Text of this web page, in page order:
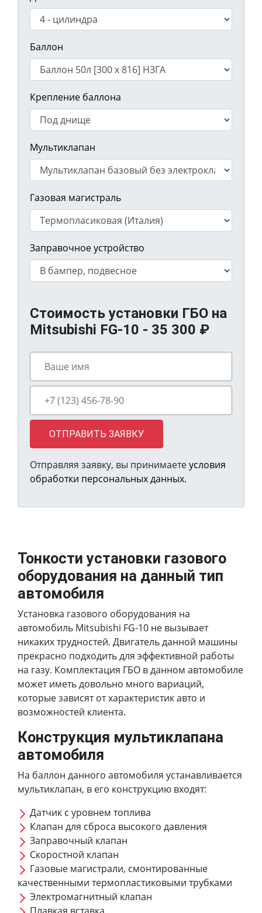
Баллон
Крепление баллона
Мультиклапан
Газовая магистраль
Заправочное устройство
Стоимость установки ГБО на
Mitsubishi FG-10 - 35 300 ₽
ОТПРАВИТЬ ЗАЯВКУ
Отправляя заявку, вы принимаетеусловия
обработки персональных данных.
Тонкости установки газового
оборудования на данный тип
автомобиля
Установка газового оборудования на
автомобиль Mitsubishi FG-10 не вызывает
никаких трудностей. Двигатель данной машины
прекрасно подходить для эффективной работы
на газу. Комплектация ГБО в данном автомобиле
может иметь довольно много вариаций,
которые зависят от характеристик авто и
возможностей клиента.
Конструкция мультиклапана
автомобиля
На баллон данного автомобиля устанавливается
мультиклапан, в его конструкцию входят:
Датчик с уровнем топлива
Клапан для сброса высокого давления
Заправочный клапан
Скоростной клапан
Газовые магистрали, смонтированные
качественными термопластиковыми трубками
Электромагнитный клапан